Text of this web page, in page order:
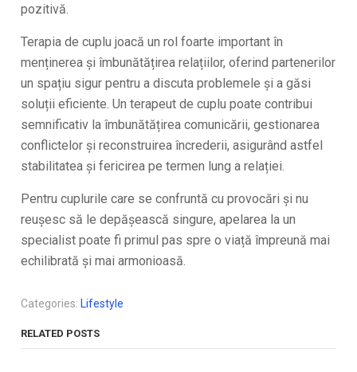
pozitivă.
Terapia de cuplu joacă un rol foarte important în
menținerea și îmbunătățirea relațiilor, oferind partenerilor
un spațiu sigur pentru a discuta problemele și a găsi
soluții eficiente. Un terapeut de cuplu poate contribui
semnificativ la îmbunătățirea comunicării, gestionarea
conflictelor și reconstruirea încrederii, asigurând astfel
stabilitatea și fericirea pe termen lung a relației.
Pentru cuplurile care se confruntă cu provocări și nu
reușesc să le depășească singure, apelarea la un
specialist poate fi primul pas spre o viață împreună mai
echilibrată și mai armonioasă.
Categories: Lifestyle
RELATED POSTS